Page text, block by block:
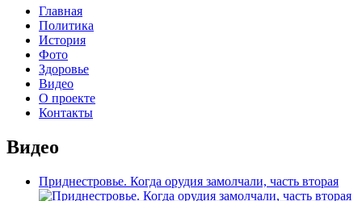
Главная
Политика
История
Фото
Здоровье
Видео
О проекте
Контакты
Видео
Приднестровье. Когда орудия замолчали, часть вторая